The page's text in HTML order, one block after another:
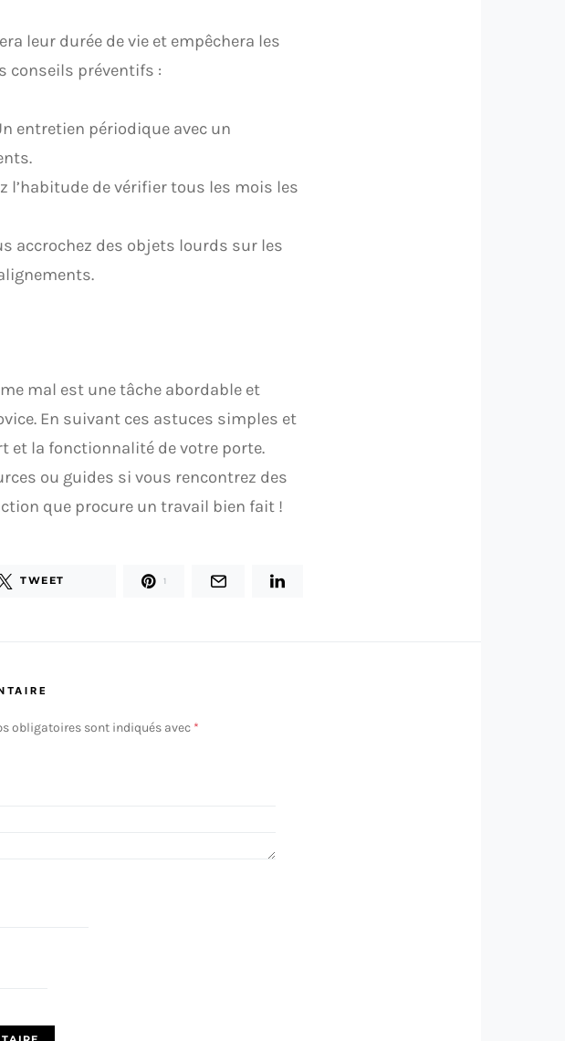
leur durée de vie et empêchera les
conseils préventifs :
entretien périodique avec un
l’habitude de vérifier tous les mois les
accrochez des objets lourds sur les
mal est une tâche abordable et
En suivant ces astuces simples et
et la fonctionnalité de votre porte.
ou guides si vous rencontrez des
que procure un travail bien fait !
TWEET 1
obligatoires sont indiqués avec *